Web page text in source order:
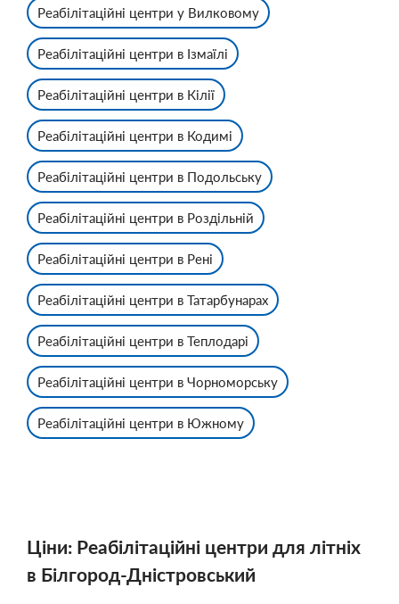
Реабілітаційні центри у Вилковому
Реабілітаційні центри в Ізмаїлі
Реабілітаційні центри в Кілії
Реабілітаційні центри в Кодимі
Реабілітаційні центри в Подольську
Реабілітаційні центри в Роздільній
Реабілітаційні центри в Рені
Реабілітаційні центри в Татарбунарах
Реабілітаційні центри в Теплодарі
Реабілітаційні центри в Чорноморську
Реабілітаційні центри в Южному
Ціни: Реабілітаційні центри для літніх
в Білгород-Дністровський